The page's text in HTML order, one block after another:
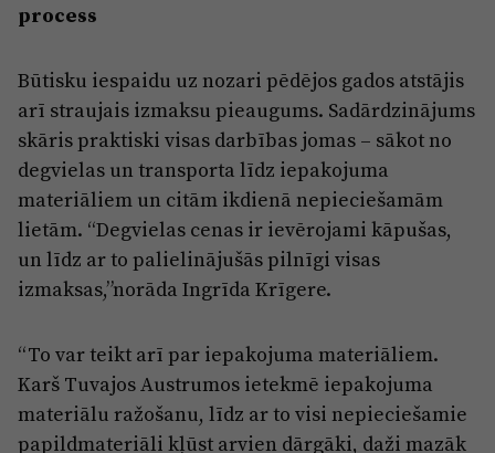
process
Būtisku iespaidu uz nozari pēdējos gados atstājis
arī straujais izmaksu pieaugums. Sadārdzinājums
skāris praktiski visas darbības jomas – sākot no
degvielas un transporta līdz iepakojuma
materiāliem un citām ikdienā nepieciešamām
lietām. “Degvielas cenas ir ievērojami kāpušas,
un līdz ar to palielinājušās pilnīgi visas
izmaksas,”norāda Ingrīda Krīgere.
“To var teikt arī par iepakojuma materiāliem.
Karš Tuvajos Austrumos ietekmē iepakojuma
materiālu ražošanu, līdz ar to visi nepieciešamie
papildmateriāli kļūst arvien dārgāki, daži mazāk